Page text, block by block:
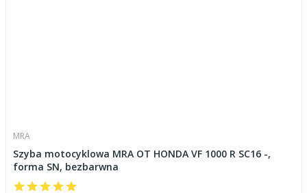
MRA
Szyba motocyklowa MRA OT HONDA VF 1000 R SC16 -,
forma SN, bezbarwna